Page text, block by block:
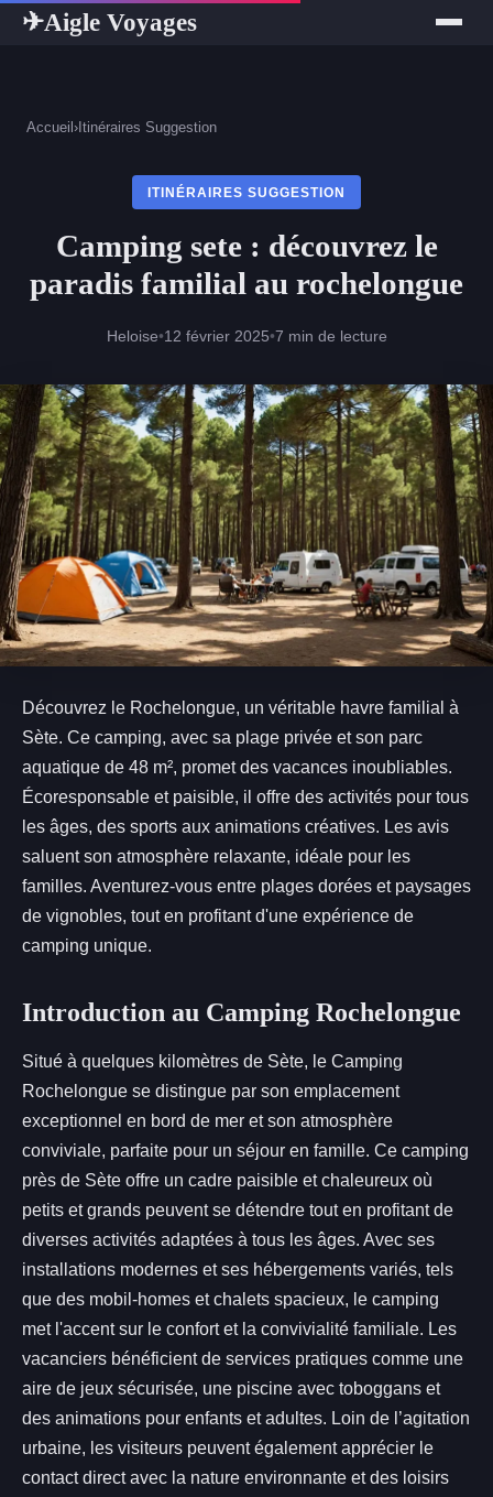
✈Aigle Voyages
Accueil › Itinéraires Suggestion
ITINÉRAIRES SUGGESTION
Camping sete : découvrez le
paradis familial au rochelongue
Heloise•12 février 2025•7 min de lecture
Découvrez le Rochelongue, un véritable havre familial à
Sète. Ce camping, avec sa plage privée et son parc
aquatique de 48 m², promet des vacances inoubliables.
Écoresponsable et paisible, il offre des activités pour tous
les âges, des sports aux animations créatives. Les avis
saluent son atmosphère relaxante, idéale pour les
familles. Aventurez-vous entre plages dorées et paysages
de vignobles, tout en profitant d'une expérience de
camping unique.
Introduction au Camping Rochelongue
Situé à quelques kilomètres de Sète, le Camping
Rochelongue se distingue par son emplacement
exceptionnel en bord de mer et son atmosphère
conviviale, parfaite pour un séjour en famille. Ce camping
près de Sète offre un cadre paisible et chaleureux où
petits et grands peuvent se détendre tout en profitant de
diverses activités adaptées à tous les âges. Avec ses
installations modernes et ses hébergements variés, tels
que des mobil-homes et chalets spacieux, le camping
met l'accent sur le confort et la convivialité familiale. Les
vacanciers bénéficient de services pratiques comme une
aire de jeux sécurisée, une piscine avec toboggans et
des animations pour enfants et adultes. Loin de l’agitation
urbaine, les visiteurs peuvent également apprécier le
contact direct avec la nature environnante et des loisirs